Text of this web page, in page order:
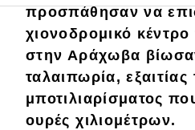
Main navigation
Επικαιρότητα
Νέα μοντέλα
Πρωτότυπα
προσπάθησαν να
χιονοδρομικό
στην Αράχωβα
ταλαιπωρία, εξαιτίας
μποτιλιαρίσματος
ουρές χιλιομέτρων.